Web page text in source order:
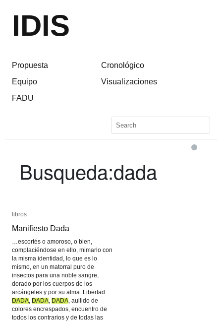
IDIS
Propuesta
Equipo
FADU
Cronológico
Visualizaciones
Busqueda:dada
libros
Manifiesto Dada
…escortés o amoroso, o bien,
complaciéndose en ello, mimarlo con
la misma identidad, lo que es lo
mismo, en un matorral puro de
insectos para una noble sangre,
dorado por los cuerpos de los
arcángeles y por su alma. Libertad:
DADA
DADA DADA , aullido de
colores encrespados, encuentro de
todos los contrarios y de todas las
libros
Manifiesto Dada
DADA DADA DADA